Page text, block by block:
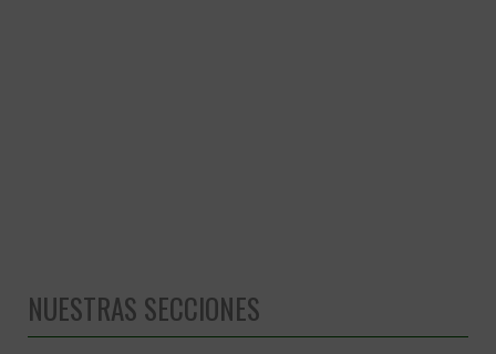
NUESTRAS SECCIONES